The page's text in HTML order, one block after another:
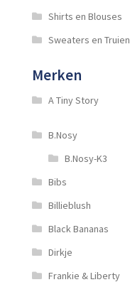
Shirts en Blouses
Sweaters en Truien
Merken
A Tiny Story
B.Nosy
B.Nosy-K3
Bibs
Billieblush
Black Bananas
Dirkje
Frankie & Liberty